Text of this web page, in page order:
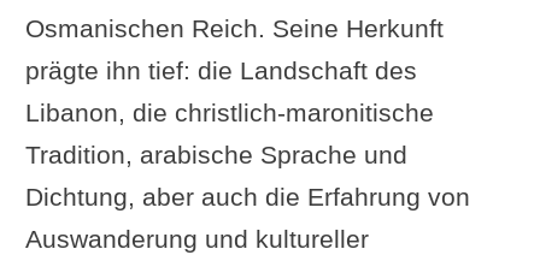
Osmanischen Reich. Seine Herkunft
prägte ihn tief: die Landschaft des
Libanon, die christlich-maronitische
Tradition, arabische Sprache und
Dichtung, aber auch die Erfahrung von
Auswanderung und kultureller